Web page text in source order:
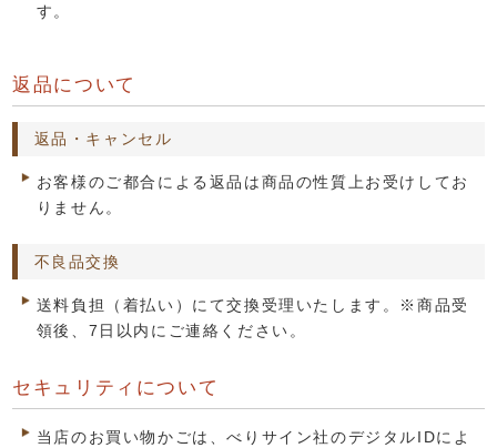
す。
返品について
返品・キャンセル
お客様のご都合による返品は商品の性質上お受けしてお
りません。
不良品交換
送料負担（着払い）にて交換受理いたします。※商品受
領後、7日以内にご連絡ください。
セキュリティについて
当店のお買い物かごは、べりサイン社のデジタルIDによ